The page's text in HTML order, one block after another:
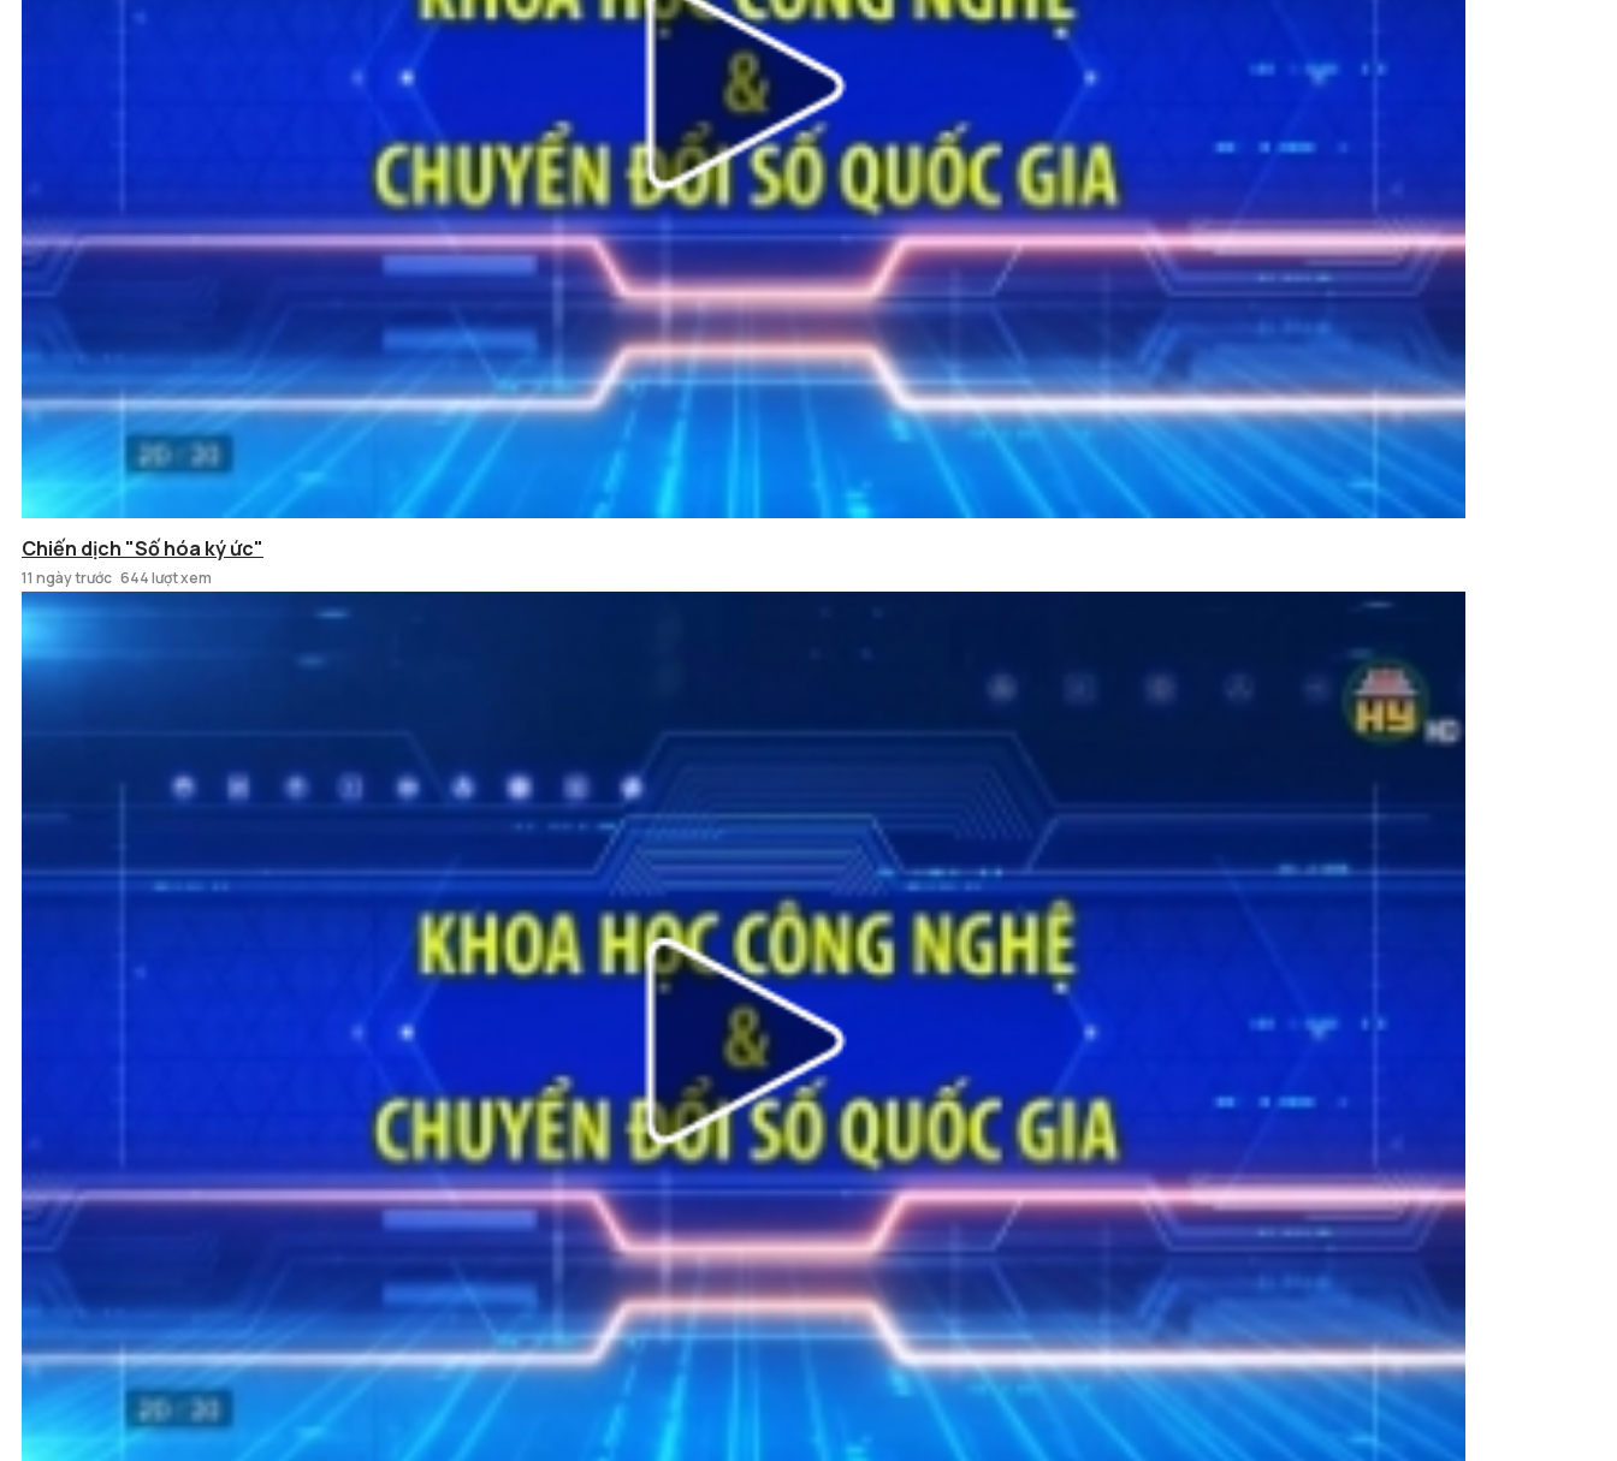
Chiến dịch "Số hóa ký ức"
11 ngày trước 644 lượt xem